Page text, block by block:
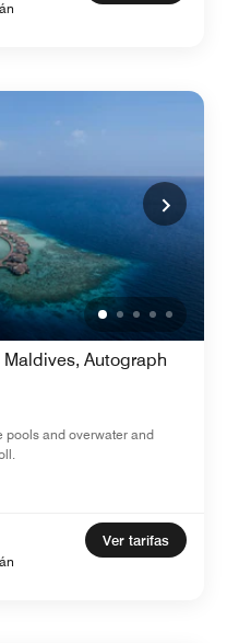
Autograph
pools and overwater and
Ver tarifas